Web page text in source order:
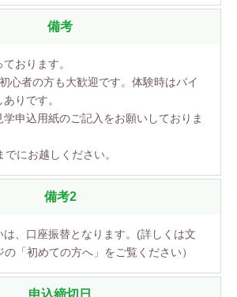
備考
おります。
心者の方も大歓迎です。体験時はバイ
りです。
申込用紙のご記入をお願いしておりま
にお越しください。
備考2
、口座振替となります。(詳しくは文
「初めての方へ」をご覧ください）
申込締切日